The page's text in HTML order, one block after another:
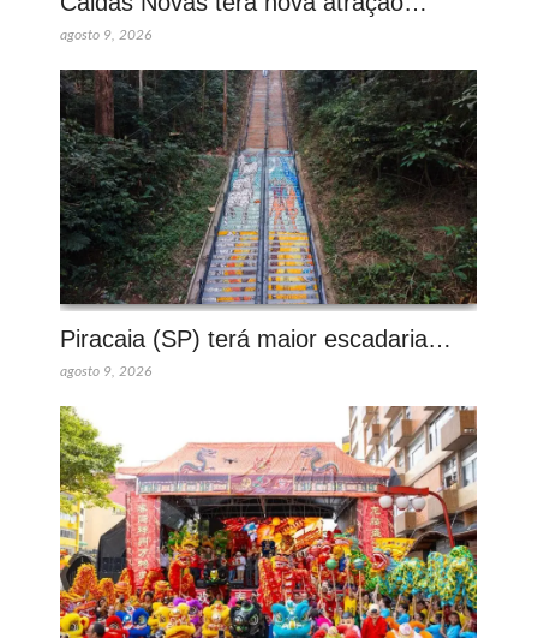
agosto 9, 2026
Piracaia (SP) terá maior escadaria…
agosto 9, 2026